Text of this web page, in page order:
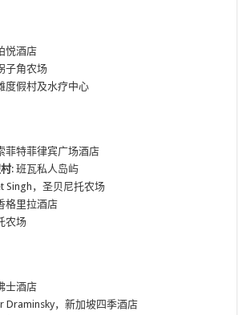
悦酒店
子角农场
度假村及水疗中心
菲特菲律宾广场酒店
: 班瓦私人岛屿
Singh，圣贝尼托农场
格里拉酒店
农场
士酒店
Draminsky，新加坡四季酒店